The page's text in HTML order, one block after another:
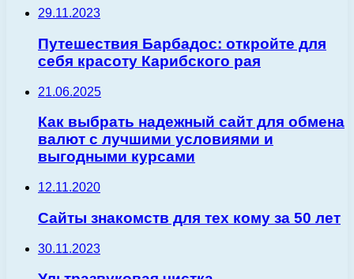
29.11.2023
Путешествия Барбадос: откройте для
себя красоту Карибского рая
21.06.2025
Как выбрать надежный сайт для обмена
валют с лучшими условиями и
выгодными курсами
12.11.2020
Сайты знакомств для тех кому за 50 лет
30.11.2023